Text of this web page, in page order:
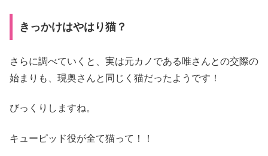
きっかけはやはり猫？
さらに調べていくと、実は元カノである唯さんとの交際の
始まりも、現奥さんと同じく猫だったようです！
びっくりしますね。
キューピッド役が全て猫って！！